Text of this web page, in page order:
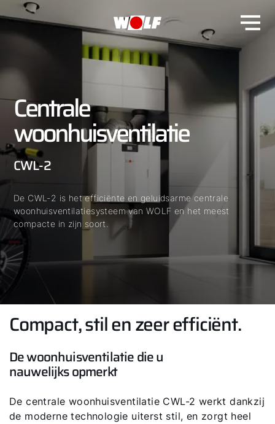
Centrale
woonhuisventilatie
CWL-2
De CWL-2 is het efficiënte en geluidsarme centrale
woonhuisventilatiesysteem van WOLF en het meest
compacte in zijn soort.
Compact, stil en zeer efficiënt.
De woonhuisventilatie die u
nauwelijks opmerkt
De centrale woonhuisventilatie CWL-2 werkt dankzij
de moderne technologie uiterst stil, en zorgt heel